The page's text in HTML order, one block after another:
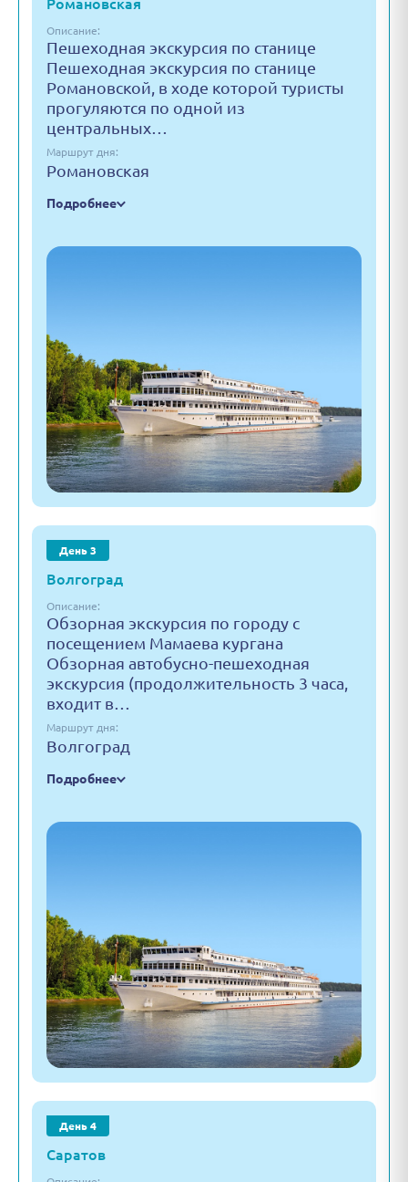
Романовская
Описание:
Пешеходная экскурсия по станице
Пешеходная экскурсия по станице
Романовской, в ходе которой туристы
прогуляются по одной из
центральных…
Маршрут дня:
Романовская
Подробнее
День 3
Волгоград
Описание:
Обзорная экскурсия по городу с
посещением Мамаева кургана
Обзорная автобусно-пешеходная
экскурсия (продолжительность 3 часа,
входит в…
Маршрут дня:
Волгоград
Подробнее
День 4
Саратов